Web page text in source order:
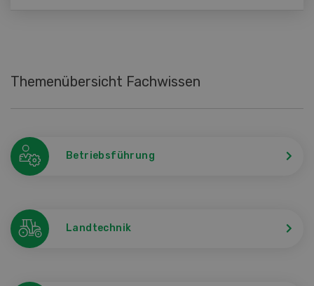
Themenübersicht Fachwissen
Betriebsführung
Landtechnik